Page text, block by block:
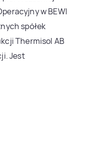
w BEWI
spółek
Thermisol AB
Jest